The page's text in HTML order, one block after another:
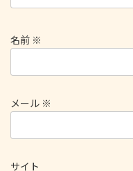
名前 ※
メール ※
サイト